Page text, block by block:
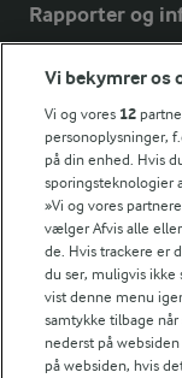
Rapporter og
Årsrapport
FarmAhead™
Andelshaverinfo:
Følg
Vi bekymrer os
Vi og vores 12
personoplysninger,
på din enhed. Hvis
sporingsteknologier
»Vi og vores
vælger Afvis alle
de. Hvis trackere er
du ser, muligvis ikke
vist denne menu
samtykke tilbage
nederst på
på websiden, hvis